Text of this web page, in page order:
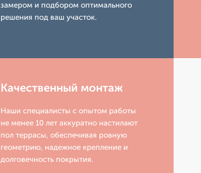
замером и подбором оптимального
решения под ваш участок.
Качественный монтаж
Наши специалисты с опытом работы
не менее 10 лет аккуратно настилают
пол террасы, обеспечивая ровную
геометрию, надежное крепление и
долговечность покрытия.